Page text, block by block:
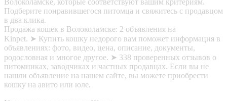
Подберите понравившегося питомца и свяжитесь с продавцом
в два клика.
Продажа кошек в Волоколамске: 2 объявления на
Kinpet. ➤ Купить кошку недорого вам поможет информация в
объявлениях: фото, видео, цена, описание, документы,
родословная и многое другое. ➤ 338 проверенных отзывов о
питомниках, заводчиках и частных продавцах. Если вы не
нашли объявление на нашем сайте, вы можете приобрести
кошку на авито или юле.